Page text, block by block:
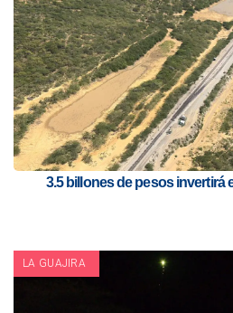
3.5 billones de pesos invertirá
LA GUAJIRA